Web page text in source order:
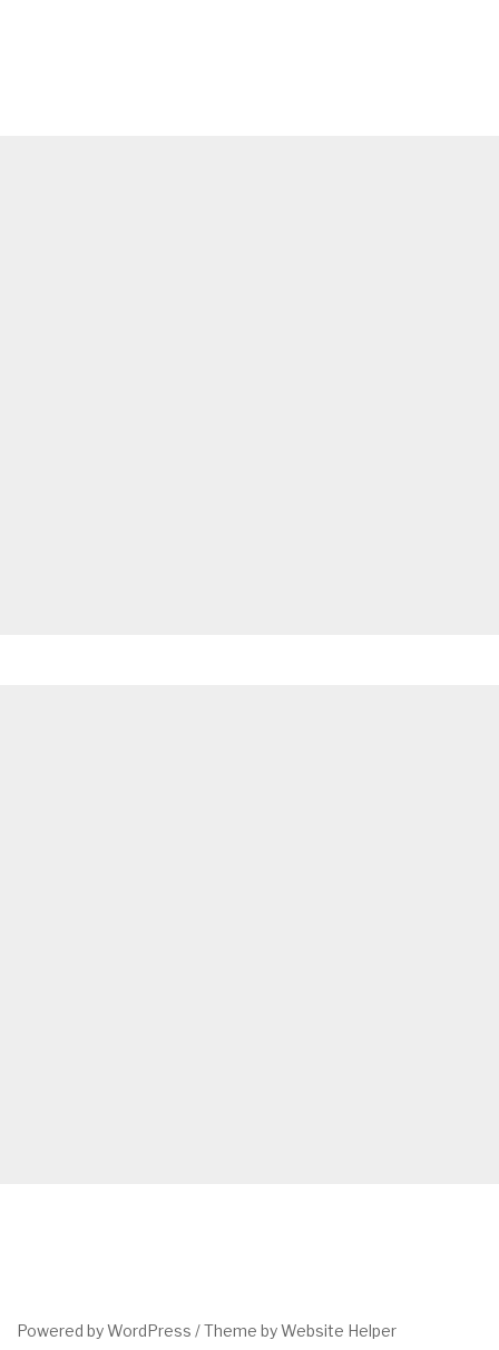
Powered by WordPress /Theme by Website Helper